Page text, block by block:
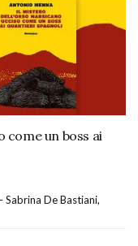
come un boss ai
Sabrina De Bastiani,